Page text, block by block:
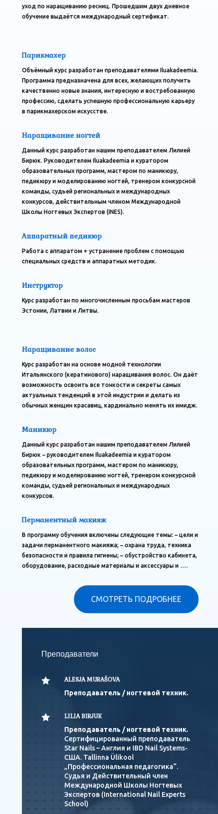
уход по наращиванию ресниц. Прошедшим двух дневное
обучение выдаётся международный сертификат.
Парикмахер
Объёмный курс разработан преподавателями Iluakadeemia.
Программа предназначена для всех, желающих получить
качественно новые знания, интересную и востребованную
профессию, сделать успешную профессиональную карьеру
в парикмахерском искусстве.
Наращивание ногтей
Данный курс разработан нашим преподавателем Лилией
Бирюк. Руководителем Iluakadeemia и куратором
образовательных программ, мастером по маникюру,
педикюру и моделированию ногтей, тренером конкурсной
команды, судьей региональных и международных
конкурсов, действительным членом Международной
Школы Ногтевых Экспертов (INES).
Аппаратный педикюр
Работа с аппаратом + устранение проблем с помощью
специальных средств и аппаратных методик.
Инструктор
Курс разработан по многочисленным просьбам мастеров
Эстонии, Латвии и Литвы.
Наращивание волос
Курс разработан на основе модной технологии
Итальянского (кератинового) наращивания волос. Он даёт
возможность освоить все тонкости и секреты самых
актуальных тенденций в этой индустрии и делать из
обычных женщин красавиц, кардинально менять их имидж.
Маникюр
Данный курс разработан нашим преподавателем Лилией
Бирюк – руководителем Iluakadeemia и куратором
образовательных программ, мастером по маникюру,
педикюру и моделированию ногтей, тренером конкурсной
команды, судьей региональных и международных
конкурсов.
Перманентный макияж
В программу обучения включены следующие темы: – цели и
задачи перманентного макияжа; – охрана труда, техника
безопасности и правила гигиены; – обустройство кабинета,
оборудование, расходные материалы и аксессуары и ….
СМОТРЕТЬ ПОДРОБНЕЕ
Преподаватели

ALESJA MURAŠOVA
Преподаватель / ногтевой техник.

LILIA BIRJUK
Преподаватель / ногтевой техник.
Сертифицированный преподаватель
Star Nails – Англия и IBD Nail Systems-
США. Tallinna Ülikool
„Профессиональная педагогика“.
Судья и Действительный член
Международной Школы Ногтевых
Экспертов (International Nail Experts
School)